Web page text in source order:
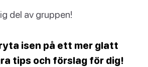
del av gruppen!
isen på ett mer glatt
tips och förslag för dig!